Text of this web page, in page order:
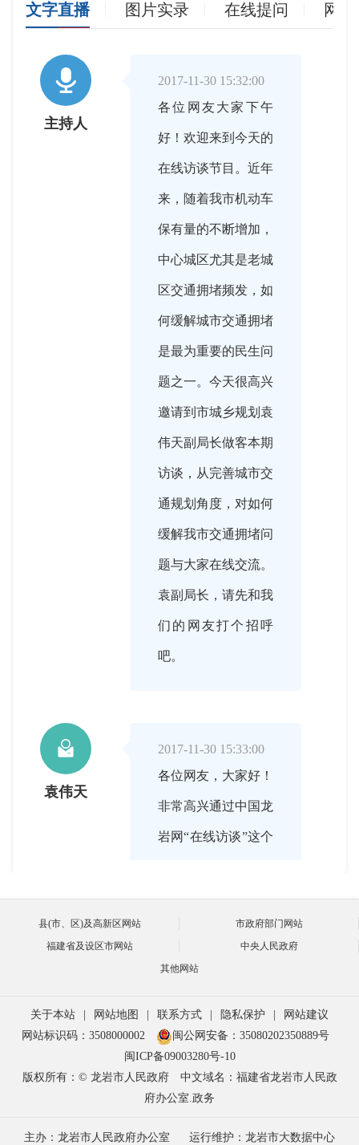
文字直播 图片实录 在线提问 网

主持人
2017-11-30 15:32:00
各位网友大家下午
好！欢迎来到今天的
在线访谈节目。近年
来，随着我市机动车
保有量的不断增加，
中心城区尤其是老城
区交通拥堵频发，如
何缓解城市交通拥堵
是最为重要的民生问
题之一。今天很高兴
邀请到市城乡规划袁
伟天副局长做客本期
访谈，从完善城市交
通规划角度，对如何
缓解我市交通拥堵问
题与大家在线交流。
袁副局长，请先和我
们的网友打个招呼
吧。

袁伟天
2017-11-30 15:33:00
各位网友，大家好！
非常高兴通过中国龙
岩网“在线访谈”这个
流。感谢各位网友对
我市城市规划管理工

2017-11-30 15:34:00
拥堵问题是广大市民
县(市、区)及高新区网站
市政府部门网站
福建省及设区市网站
中央人民政府
其他网站
关于本站 网站地图 联系方式 隐私保护
网站建议
网站标识码：3508000002
闽公网安备：35080202350889号
闽ICP备09003280号-10
版权所有：© 龙岩市人民政府
中文域名：福建省龙岩市人民政
府办公室.政务
主办：龙岩市人民政府办公室 运行维护：龙岩市大数据中心